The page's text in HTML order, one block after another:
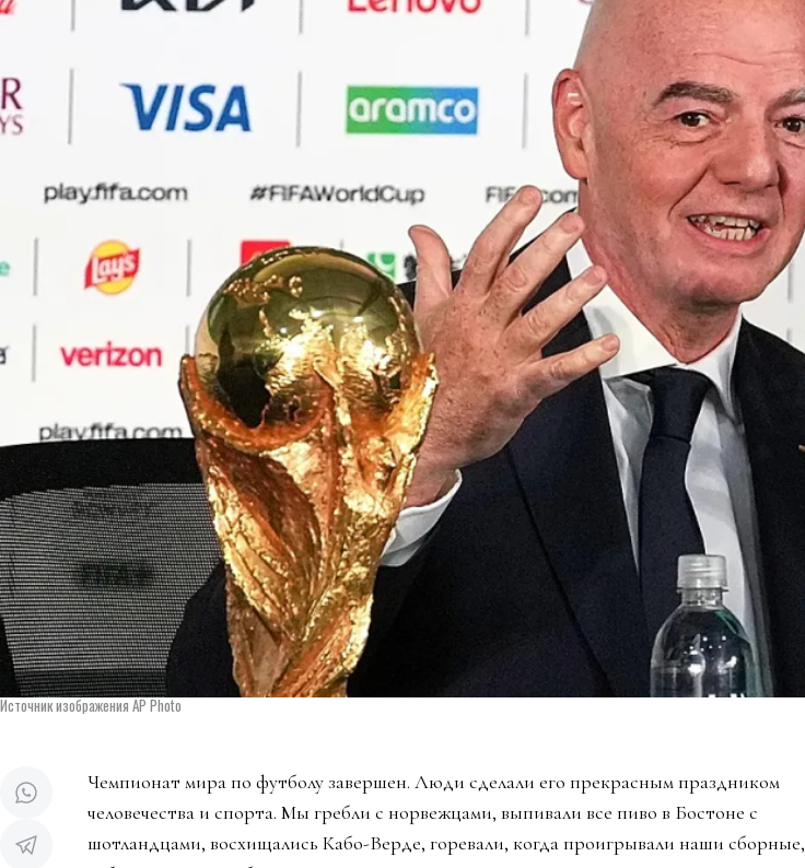
Источник изображения AP Photo
Чемпионат мира по футболу завершен. Люди сделали его прекрасным праздником
человечества и спорта. Мы гребли с норвежцами, выпивали все пиво в Бостоне с
шотландцами, восхищались Кабо-Верде, горевали, когда проигрывали наши сборные,